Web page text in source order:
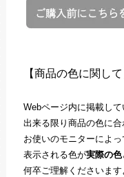
【商品の色に関して
Webページ内に掲載して
出来る限り商品の色に合
お使いのモニターによっ
表示される色が実際の色
何卒ご理解くださいます